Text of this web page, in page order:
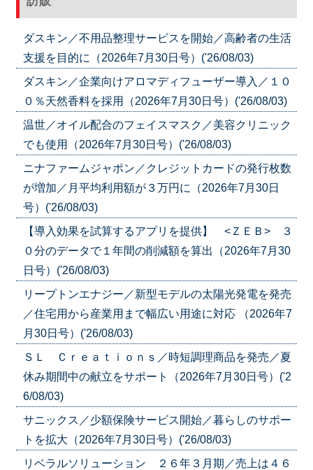
ダスキン／不用品整理サービスを開始／高齢者の生活
支援を目的に（2026年7月30日号）('26/08/03)
ダスキン／企業向けアロマディフューザー導入／１０
０％天然香料を採用（2026年7月30日号）('26/08/03)
温世／オイル配合のフェイスマスク／美容クリニック
でも使用（2026年7月30日号）('26/08/03)
ニナファームジャポン／クレジットカードの発行枚数
が増加／月平均利用額が３万円に（2026年7月30日
号）('26/08/03)
【導入効果を試算するアプリを提供】 <ＺＥＢ> ３
０分のデータで１年間の削減額を算出（2026年7月30
日号）('26/08/03)
リープトンエナジー／新型モデルの太陽光発電を発売
／住宅用から産業用まで幅広い用途に対応 （2026年7
月30日号）('26/08/03)
ＳＬ Ｃｒｅａｔｉｏｎｓ／時短調理商品を発売／夏
休み期間中の献立をサポート（2026年7月30日号）('2
6/08/03)
サニックス／少額保険サービス開始／暮らしのサポー
トを拡大（2026年7月30日号）('26/08/03)
リベラルソリューション ２６年３月期／売上は４６